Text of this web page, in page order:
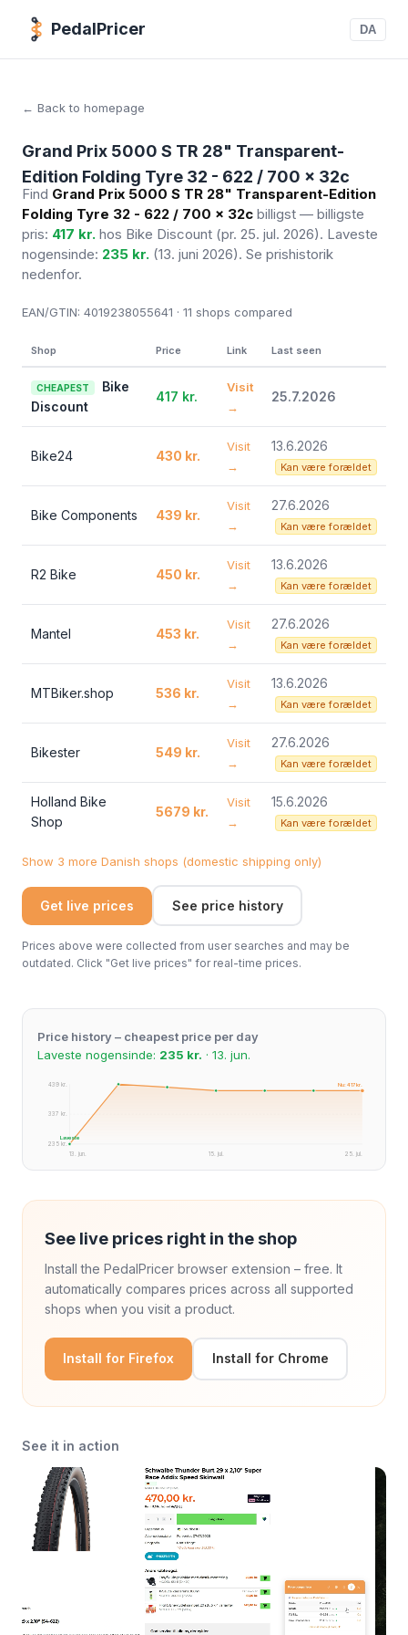
PedalPricer DA
← Back to homepage
Grand Prix 5000 S TR 28" Transparent-
Edition Folding Tyre 32 - 622 / 700 x 32c
Find Grand Prix 5000 S TR 28" Transparent-Edition
Folding Tyre 32 - 622 / 700 x 32c billigst — billigste
pris: 417 kr. hos Bike Discount (pr. 25. jul. 2026). Laveste
nogensinde: 235 kr. (13. juni 2026). Se prishistorik
nedenfor.
EAN/GTIN: 4019238055641 · 11 shops compared
Shop Price Link Last seen
CHEAPEST
Bike
Discount
417 kr.
Visit
→
25.7.2026
Bike24 430 kr.
Visit
→
13.6.2026
Kan være forældet
Bike Components 439 kr.
Visit
→
27.6.2026
Kan være forældet
R2 Bike 450 kr.
Visit
→
13.6.2026
Kan være forældet
Mantel 453 kr.
Visit
→
27.6.2026
Kan være forældet
MTBiker.shop 536 kr.
Visit
→
13.6.2026
Kan være forældet
Bikester 549 kr.
Visit
→
27.6.2026
Kan være forældet
Holland Bike
Shop
5679 kr.
Visit
→
15.6.2026
Kan være forældet
Show 3 more Danish shops (domestic shipping only)
Get live prices See price history
Prices above were collected from user searches and may be
outdated. Click "Get live prices" for real-time prices.
Price history – cheapest price per day
Laveste nogensinde: 235 kr. · 13. jun.
439 kr.
337 kr.
235 kr.
13. jun. 25. jul.
15. jul.
Laveste
Nu: 417 kr.
See live prices right in the shop
Install the PedalPricer browser extension – free. It
automatically compares prices across all supported
shops when you visit a product.
Install for Firefox Install for Chrome
See it in action